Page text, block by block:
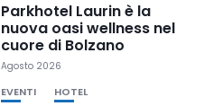
Parkhotel Laurin è la
nuova oasi wellness nel
cuore di Bolzano
Agosto 2026
EVENTI HOTEL